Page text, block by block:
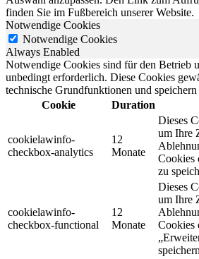
finden Sie im Fußbereich unserer Website.
Notwendige Cookies
Notwendige Cookies
Always Enabled
Notwendige Cookies sind für den Betrieb
unbedingt erforderlich. Diese Cookies
technische Grundfunktionen und
Cookie
Duration
cookielawinfo-
checkbox-analytics
12
Monate
Dieses
um Ihre
Cookies
zu
cookielawinfo-
checkbox-functional
12
Monate
Dieses
um Ihre
Cookies